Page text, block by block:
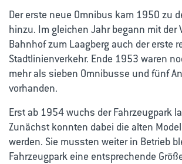
Der erste neue Omnibus kam 1950 zu
hinzu. Im gleichen Jahr begann mit der
Bahnhof zum Laagberg auch der erste
Stadtlinienverkehr. Ende 1953 waren
mehr als sieben Omnibusse und fünf
vorhanden.
Erst ab 1954 wuchs der Fahrzeugpark
Zunächst konnten dabei die alten
werden. Sie mussten weiter in Betrieb
Fahrzeugpark eine entsprechende